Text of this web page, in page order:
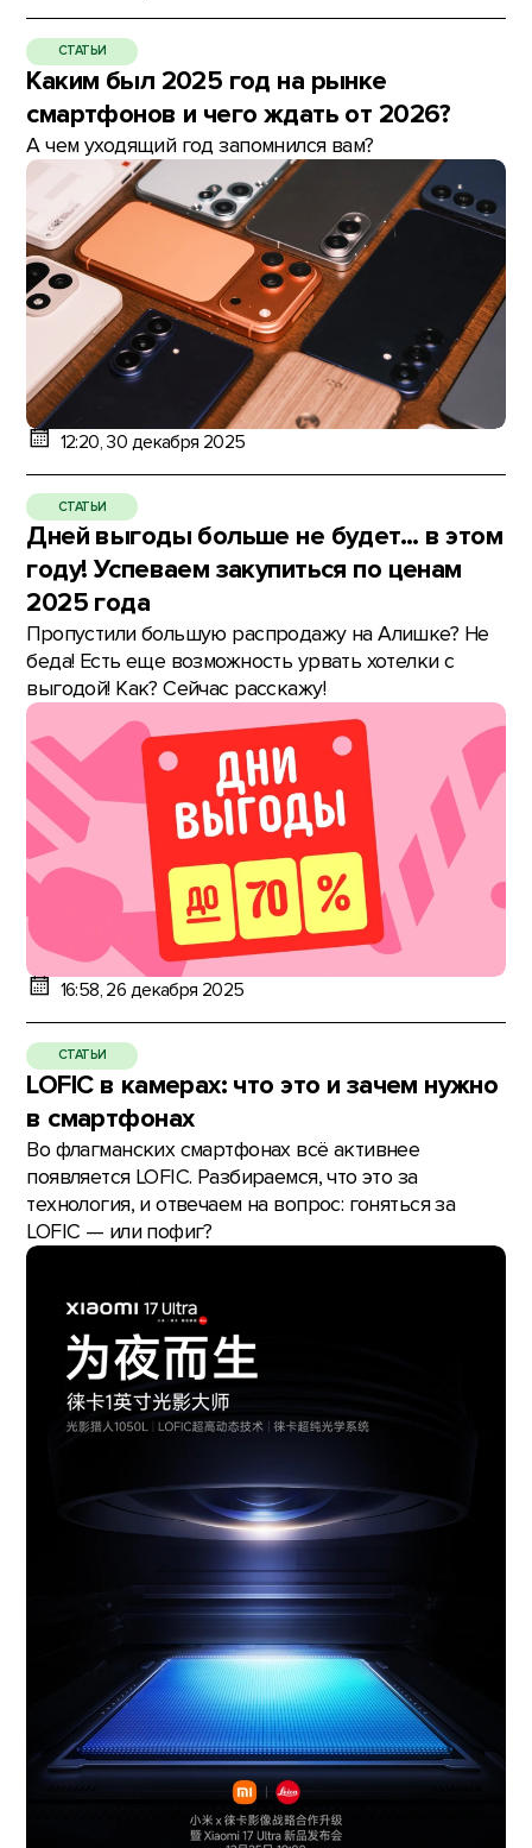
СТАТЬИ
Каким был 2025 год на рынке
смартфонов и чего ждать от 2026?
А чем уходящий год запомнился вам?
12:20, 30 декабря 2025
СТАТЬИ
Дней выгоды больше не будет… в этом
году! Успеваем закупиться по ценам
2025 года
Пропустили большую распродажу на Алишке? Не
беда! Есть еще возможность урвать хотелки с
выгодой! Как? Сейчас расскажу!
16:58, 26 декабря 2025
СТАТЬИ
LOFIC в камерах: что это и зачем нужно
в смартфонах
Во флагманских смартфонах всё активнее
появляется LOFIC. Разбираемся, что это за
технология, и отвечаем на вопрос: гоняться за
LOFIC — или пофиг?